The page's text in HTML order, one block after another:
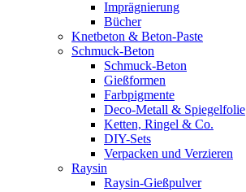
Imprägnierung
Bücher
Knetbeton & Beton-Paste
Schmuck-Beton
Schmuck-Beton
Gießformen
Farbpigmente
Deco-Metall & Spiegelfolie
Ketten, Ringel & Co.
DIY-Sets
Verpacken und Verzieren
Raysin
Raysin-Gießpulver